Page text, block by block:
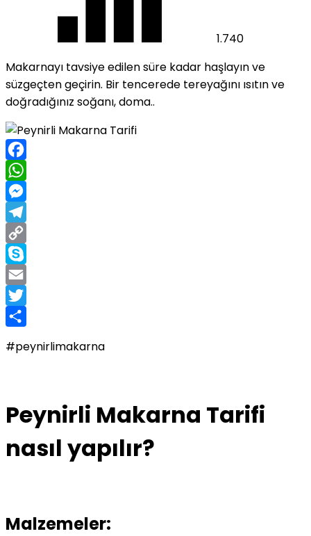
1.740
Makarnayı tavsiye edilen süre kadar haşlayın ve
süzgeçten geçirin. Bir tencerede tereyağını ısıtın ve
doğradığınız soğanı, doma..
Facebook
WhatsApp
Messenger
Telegram
Copy
Link
Skype
Email
Twitter
#peynirlimakarna
Peynirli Makarna Tarifi
nasıl yapılır?
Malzemeler: